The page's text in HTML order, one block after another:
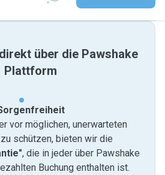
über die Pawshake
Plattform
vor möglichen, unerwarteten
schützen, bieten wir die
, die in jeder über Pawshake
Buchung enthalten ist.